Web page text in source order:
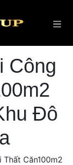
Công
Đô
Thất Căn100m2